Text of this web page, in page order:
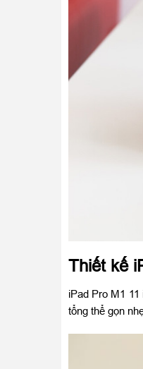
Thiết kế
iPad Pro M1
tổng thể gọn